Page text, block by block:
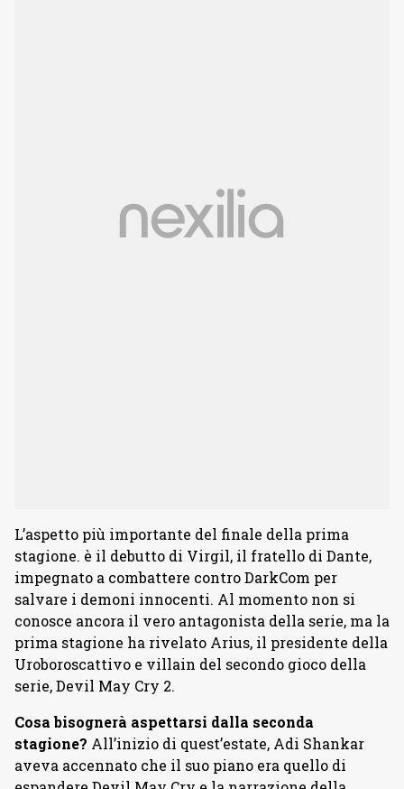
L’aspetto più importante del finale della prima
stagione. è il debutto di Virgil, il fratello di Dante,
impegnato a combattere contro DarkCom per
salvare i demoni innocenti. Al momento non si
conosce ancora il vero antagonista della serie, ma la
prima stagione ha rivelato Arius, il presidente della
Uroboroscattivo e villain del secondo gioco della
serie, Devil May Cry 2.
Cosa bisognerà aspettarsi dalla seconda
stagione? All’inizio di quest’estate, Adi Shankar
aveva accennato che il suo piano era quello di